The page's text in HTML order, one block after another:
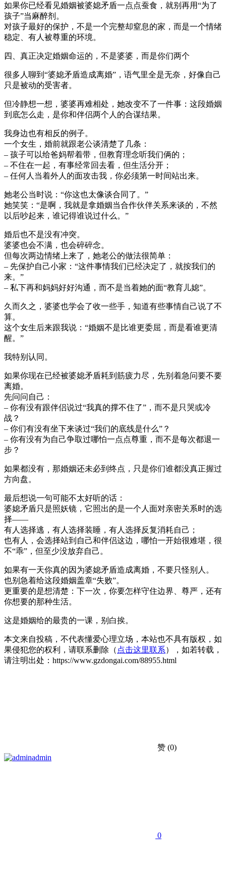
如果你已经看见婚姻被婆媳矛盾一点点蚕食，就别再用“为了
孩子”当麻醉剂。
对孩子最好的保护，不是一个完整却窒息的家，而是一个情绪
稳定、有人被尊重的环境。
四、真正决定婚姻命运的，不是婆婆，而是你们两个
很多人聊到“婆媳矛盾造成离婚”，语气里全是无奈，好像自己
只是被动的受害者。
但冷静想一想，婆婆再难相处，她改变不了一件事：这段婚姻
到底怎么走，是你和伴侣两个人的合谋结果。
我身边也有相反的例子。
一个女生，婚前就跟老公谈清楚了几条：
– 孩子可以给爸妈帮着带，但教育理念听我们俩的；
– 不住在一起，有事经常回去看，但生活分开；
– 任何人当着外人的面攻击我，你必须第一时间站出来。
她老公当时说：“你这也太像谈合同了。”
她笑笑：“是啊，我就是拿婚姻当合作伙伴关系来谈的，不然
以后吵起来，谁记得谁说过什么。”
婚后也不是没有冲突。
婆婆也会不满，也会碎碎念。
但每次两边情绪上来了，她老公的做法很简单：
– 先保护自己小家：“这件事情我们已经决定了，就按我们的
来。”
– 私下再和妈妈好好沟通，而不是当着她的面“教育儿媳”。
久而久之，婆婆也学会了收一些手，知道有些事情自己说了不
算。
这个女生后来跟我说：“婚姻不是比谁更委屈，而是看谁更清
醒。”
我特别认同。
如果你现在已经被婆媳矛盾耗到筋疲力尽，先别着急问要不要
离婚。
先问问自己：
– 你有没有跟伴侣说过“我真的撑不住了”，而不是只哭或冷
战？
– 你们有没有坐下来谈过“我们的底线是什么”？
– 你有没有为自己争取过哪怕一点点尊重，而不是每次都退一
步？
如果都没有，那婚姻还未必到终点，只是你们谁都没真正握过
方向盘。
最后想说一句可能不太好听的话：
婆媳矛盾只是照妖镜，它照出的是一个人面对亲密关系时的选
择——
有人选择逃，有人选择装睡，有人选择反复消耗自己；
也有人，会选择站到自己和伴侣这边，哪怕一开始很难堪，很
不“乖”，但至少没放弃自己。
如果有一天你真的因为婆媳矛盾造成离婚，不要只怪别人。
也别急着给这段婚姻盖章“失败”。
更重要的是想清楚：下一次，你要怎样守住边界、尊严，还有
你想要的那种生活。
这是婚姻给的最贵的一课，别白挨。
本文来自投稿，不代表懂爱心理立场，本站也不具有版权，如
果侵犯您的权利，请联系删除（ 点击这里联系），如若转载，
请注明出处：https://www.gzdongai.com/88955.html
赞 (0)
admin
0